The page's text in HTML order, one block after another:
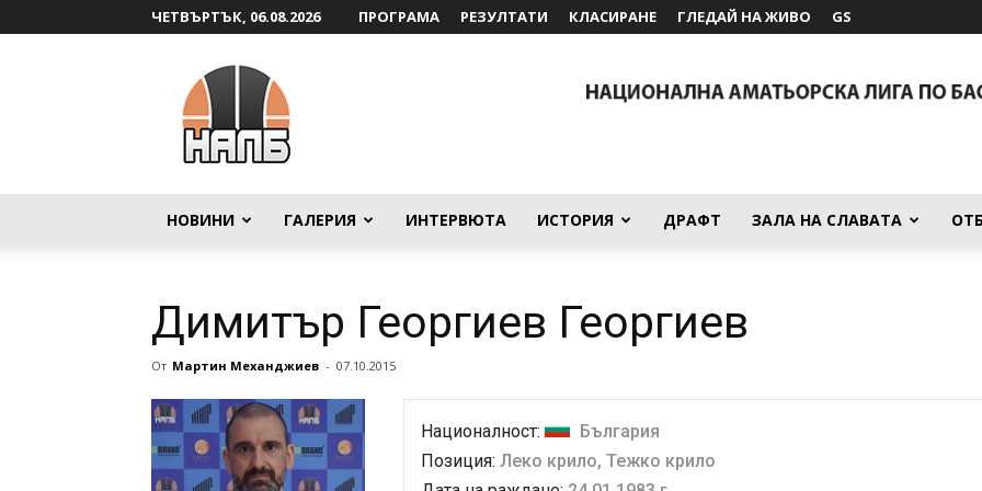
ЧЕТВЪРТЪК, 06.08.2026 ПРОГРАМА РЕЗУЛТАТИ КЛАСИРАНЕ ГЛЕДАЙ НА ЖИВО GS
НОВИНИ ГАЛЕРИЯ ИНТЕРВЮТА ИСТОРИЯ ДРАФТ ЗАЛА НА СЛАВАТА
Димитър Георгиев Георгиев
От Мартин Механджиев - 07.10.2015
Националност:
България
Позиция: Леко крило, Тежко крило